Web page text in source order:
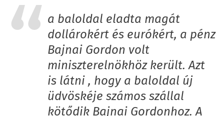
a baloldal eladta magát
dollárokért és eurókért, a pénz
Bajnai Gordon volt
miniszterelnökhöz került. Azt
is látni , hogy a baloldal új
üdvöskéje számos szállal
kötődik Bajnai Gordonhoz. A